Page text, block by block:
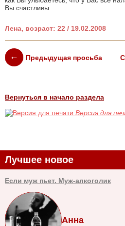
Вы счастливы.
Лена, возраст: 22 / 19.02.2008
Предыдущая просьба
Вернуться в начало раздела
Версия для
Лучшее новое
Если муж пьет. Муж-алкоголик
Анна